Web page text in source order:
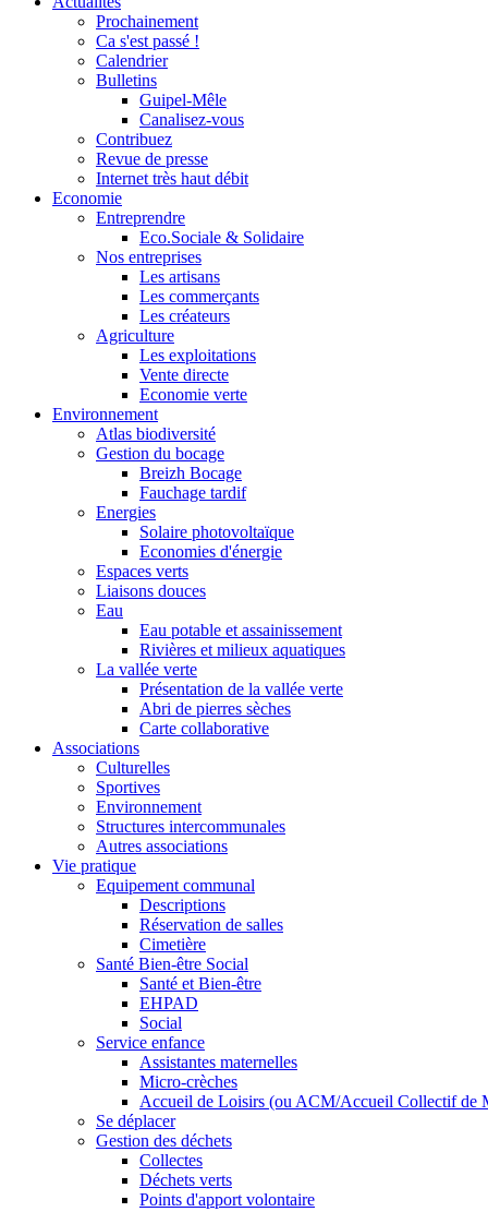
Prochainement
Ca s'est passé !
Calendrier
Bulletins
Guipel-Mêle
Canalisez-vous
Contribuez
Revue de presse
Internet très haut débit
Economie
Entreprendre
Eco.Sociale & Solidaire
Nos entreprises
Les artisans
Les commerçants
Les créateurs
Agriculture
Les exploitations
Vente directe
Economie verte
Environnement
Atlas biodiversité
Gestion du bocage
Breizh Bocage
Fauchage tardif
Energies
Solaire photovoltaïque
Economies d'énergie
Espaces verts
Liaisons douces
Eau
Eau potable et assainissement
Rivières et milieux aquatiques
La vallée verte
Présentation de la vallée verte
Abri de pierres sèches
Carte collaborative
Associations
Culturelles
Sportives
Environnement
Structures intercommunales
Autres associations
Vie pratique
Equipement communal
Descriptions
Réservation de salles
Cimetière
Santé Bien-être Social
Santé et Bien-être
EHPAD
Social
Service enfance
Assistantes maternelles
Micro-crèches
Accueil de Loisirs (ou ACM/Accueil Collectif de
Se déplacer
Gestion des déchets
Collectes
Déchets verts
Points d'apport volontaire